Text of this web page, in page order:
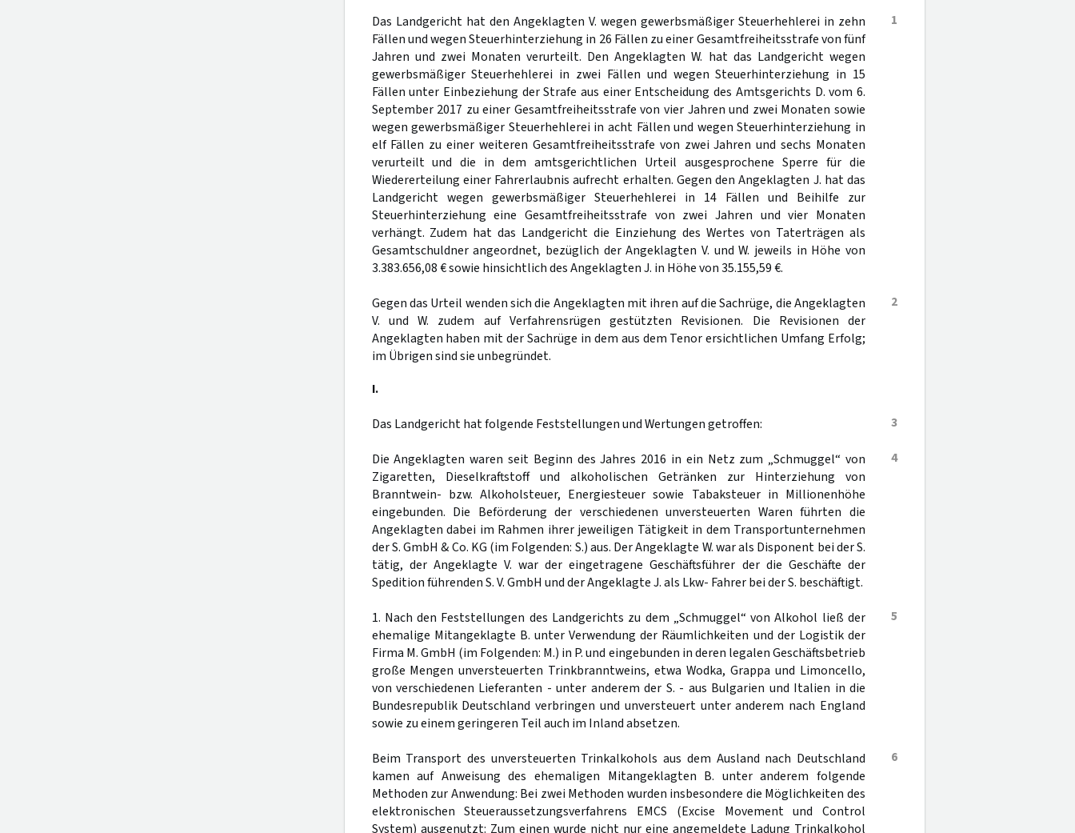
1
Das Landgericht hat den Angeklagten V. wegen gewerbsmäßiger Steuerhehlerei in zehn
Fällen und wegen Steuerhinterziehung in 26 Fällen zu einer Gesamtfreiheitsstrafe von fünf
Jahren und zwei Monaten verurteilt. Den Angeklagten W. hat das Landgericht wegen
gewerbsmäßiger Steuerhehlerei in zwei Fällen und wegen Steuerhinterziehung in 15
Fällen unter Einbeziehung der Strafe aus einer Entscheidung des Amtsgerichts D. vom 6.
September 2017 zu einer Gesamtfreiheitsstrafe von vier Jahren und zwei Monaten sowie
wegen gewerbsmäßiger Steuerhehlerei in acht Fällen und wegen Steuerhinterziehung in
elf Fällen zu einer weiteren Gesamtfreiheitsstrafe von zwei Jahren und sechs Monaten
verurteilt und die in dem amtsgerichtlichen Urteil ausgesprochene Sperre für die
Wiedererteilung einer Fahrerlaubnis aufrecht erhalten. Gegen den Angeklagten J. hat das
Landgericht wegen gewerbsmäßiger Steuerhehlerei in 14 Fällen und Beihilfe zur
Steuerhinterziehung eine Gesamtfreiheitsstrafe von zwei Jahren und vier Monaten
verhängt. Zudem hat das Landgericht die Einziehung des Wertes von Taterträgen als
Gesamtschuldner angeordnet, bezüglich der Angeklagten V. und W. jeweils in Höhe von
3.383.656,08 € sowie hinsichtlich des Angeklagten J. in Höhe von 35.155,59 €.
2
Gegen das Urteil wenden sich die Angeklagten mit ihren auf die Sachrüge, die Angeklagten
V. und W. zudem auf Verfahrensrügen gestützten Revisionen. Die Revisionen der
Angeklagten haben mit der Sachrüge in dem aus dem Tenor ersichtlichen Umfang Erfolg;
im Übrigen sind sie unbegründet.
I.
3
Das Landgericht hat folgende Feststellungen und Wertungen getroffen:
4
Die Angeklagten waren seit Beginn des Jahres 2016 in ein Netz zum „Schmuggel“ von
Zigaretten, Dieselkraftstoff und alkoholischen Getränken zur Hinterziehung von
Branntwein- bzw. Alkoholsteuer, Energiesteuer sowie Tabaksteuer in Millionenhöhe
eingebunden. Die Beförderung der verschiedenen unversteuerten Waren führten die
Angeklagten dabei im Rahmen ihrer jeweiligen Tätigkeit in dem Transportunternehmen
der S. GmbH & Co. KG (im Folgenden: S.) aus. Der Angeklagte W. war als Disponent bei der S.
tätig, der Angeklagte V. war der eingetragene Geschäftsführer der die Geschäfte der
Spedition führenden S. V. GmbH und der Angeklagte J. als Lkw- Fahrer bei der S. beschäftigt.
5
1. Nach den Feststellungen des Landgerichts zu dem „Schmuggel“ von Alkohol ließ der
ehemalige Mitangeklagte B. unter Verwendung der Räumlichkeiten und der Logistik der
Firma M. GmbH (im Folgenden: M.) in P. und eingebunden in deren legalen Geschäftsbetrieb
große Mengen unversteuerten Trinkbranntweins, etwa Wodka, Grappa und Limoncello,
von verschiedenen Lieferanten - unter anderem der S. - aus Bulgarien und Italien in die
Bundesrepublik Deutschland verbringen und unversteuert unter anderem nach England
sowie zu einem geringeren Teil auch im Inland absetzen.
6
Beim Transport des unversteuerten Trinkalkohols aus dem Ausland nach Deutschland
kamen auf Anweisung des ehemaligen Mitangeklagten B. unter anderem folgende
Methoden zur Anwendung: Bei zwei Methoden wurden insbesondere die Möglichkeiten des
elektronischen Steueraussetzungsverfahrens EMCS (Excise Movement und Control
System) ausgenutzt: Zum einen wurde nicht nur eine angemeldete Ladung Trinkalkohol